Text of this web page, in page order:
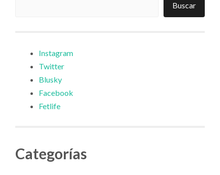
Buscar
Instagram
Twitter
Blusky
Facebook
Fetlife
Categorías